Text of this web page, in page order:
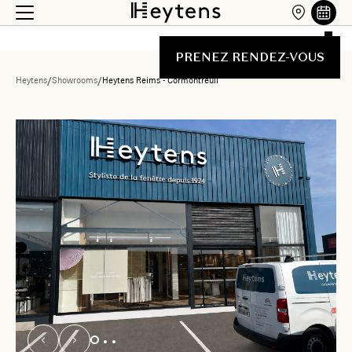
PRENEZ RENDEZ-VOUS
Heytens/Showrooms/Heytens Reims - Cormontreuil